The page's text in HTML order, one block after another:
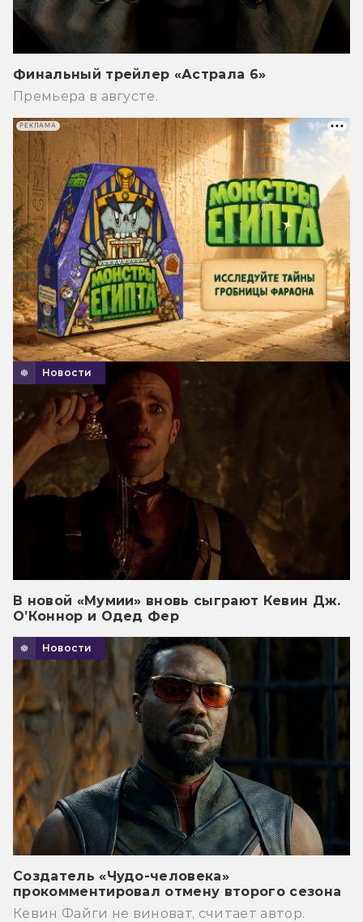
Финальный трейлер «Астрала 6»
Премьера в августе.
Новости
В новой «Мумии» вновь сыграют Кевин Дж.
О’Коннор и Одед Фер
Новости
Создатель «Чудо-человека»
прокомментировал отмену второго сезона
Кевин Файги не виноват, считает автор.
РЕКЛАМА